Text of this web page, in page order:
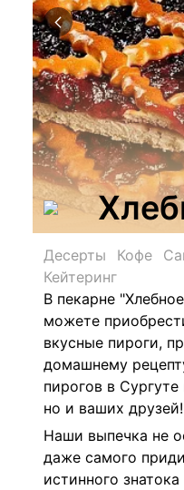
Десерты Кофе
Кейтеринг
В пекарне
можете
вкусные пироги,
домашнему
пирогов в
но и ваших друзей!
Наши выпечка не
даже самого
истинного